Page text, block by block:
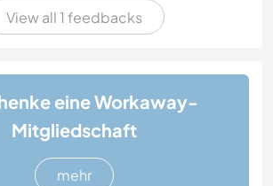
View all 1 feedbacks
eine Workaway-
Mitgliedschaft
mehr